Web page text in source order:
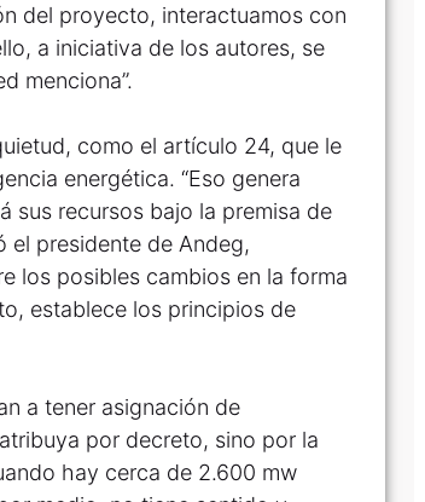
del proyecto, interactuamos con
a iniciativa de los autores, se
menciona”.
como el artículo 24, que le
energética. “Eso genera
sus recursos bajo la premisa de
el presidente de Andeg,
los posibles cambios en la forma
establece los principios de
a tener asignación de
por decreto, sino por la
hay cerca de 2.600 mw